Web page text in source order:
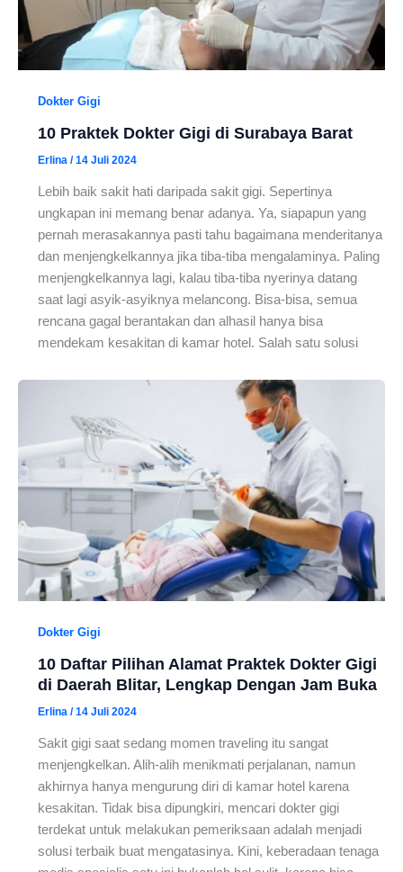
Dokter Gigi
10 Praktek Dokter Gigi di Surabaya Barat
Erlina /14 Juli 2024
Lebih baik sakit hati daripada sakit gigi. Sepertinya
ungkapan ini memang benar adanya. Ya, siapapun yang
pernah merasakannya pasti tahu bagaimana menderitanya
dan menjengkelkannya jika tiba-tiba mengalaminya. Paling
menjengkelkannya lagi, kalau tiba-tiba nyerinya datang
saat lagi asyik-asyiknya melancong. Bisa-bisa, semua
rencana gagal berantakan dan alhasil hanya bisa
mendekam kesakitan di kamar hotel. Salah satu solusi
Dokter Gigi
10 Daftar Pilihan Alamat Praktek Dokter Gigi
di Daerah Blitar, Lengkap Dengan Jam Buka
Erlina /14 Juli 2024
Sakit gigi saat sedang momen traveling itu sangat
menjengkelkan. Alih-alih menikmati perjalanan, namun
akhirnya hanya mengurung diri di kamar hotel karena
kesakitan. Tidak bisa dipungkiri, mencari dokter gigi
terdekat untuk melakukan pemeriksaan adalah menjadi
solusi terbaik buat mengatasinya. Kini, keberadaan tenaga